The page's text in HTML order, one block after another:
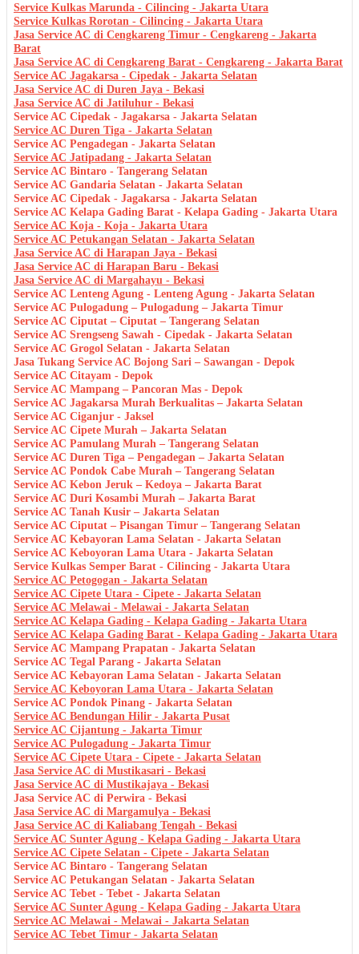
Service Kulkas Marunda - Cilincing - Jakarta Utara
Service Kulkas Rorotan - Cilincing - Jakarta Utara
Jasa Service AC di Cengkareng Timur - Cengkareng - Jakarta
Barat
Jasa Service AC di Cengkareng Barat - Cengkareng - Jakarta Barat
Service AC Jagakarsa - Cipedak - Jakarta Selatan
Jasa Service AC di Duren Jaya - Bekasi
Jasa Service AC di Jatiluhur - Bekasi
Service AC Cipedak - Jagakarsa - Jakarta Selatan
Service AC Duren Tiga - Jakarta Selatan
Service AC Pengadegan - Jakarta Selatan
Service AC Jatipadang - Jakarta Selatan
Service AC Bintaro - Tangerang Selatan
Service AC Gandaria Selatan - Jakarta Selatan
Service AC Cipedak - Jagakarsa - Jakarta Selatan
Service AC Kelapa Gading Barat - Kelapa Gading - Jakarta Utara
Service AC Koja - Koja - Jakarta Utara
Service AC Petukangan Selatan - Jakarta Selatan
Jasa Service AC di Harapan Jaya - Bekasi
Jasa Service AC di Harapan Baru - Bekasi
Jasa Service AC di Margahayu - Bekasi
Service AC Lenteng Agung - Lenteng Agung - Jakarta Selatan
Service AC Pulogadung – Pulogadung – Jakarta Timur
Service AC Ciputat – Ciputat – Tangerang Selatan
Service AC Srengseng Sawah - Cipedak - Jakarta Selatan
Service AC Grogol Selatan - Jakarta Selatan
Jasa Tukang Service AC Bojong Sari – Sawangan - Depok
Service AC Citayam - Depok
Service AC Mampang – Pancoran Mas - Depok
Service AC Jagakarsa Murah Berkualitas – Jakarta Selatan
Service AC Ciganjur - Jaksel
Service AC Cipete Murah – Jakarta Selatan
Service AC Pamulang Murah – Tangerang Selatan
Service AC Duren Tiga – Pengadegan – Jakarta Selatan
Service AC Pondok Cabe Murah – Tangerang Selatan
Service AC Kebon Jeruk – Kedoya – Jakarta Barat
Service AC Duri Kosambi Murah – Jakarta Barat
Service AC Tanah Kusir – Jakarta Selatan
Service AC Ciputat – Pisangan Timur – Tangerang Selatan
Service AC Kebayoran Lama Selatan - Jakarta Selatan
Service AC Keboyoran Lama Utara - Jakarta Selatan
Service Kulkas Semper Barat - Cilincing - Jakarta Utara
Service AC Petogogan - Jakarta Selatan
Service AC Cipete Utara - Cipete - Jakarta Selatan
Service AC Melawai - Melawai - Jakarta Selatan
Service AC Kelapa Gading - Kelapa Gading - Jakarta Utara
Service AC Kelapa Gading Barat - Kelapa Gading - Jakarta Utara
Service AC Mampang Prapatan - Jakarta Selatan
Service AC Tegal Parang - Jakarta Selatan
Service AC Kebayoran Lama Selatan - Jakarta Selatan
Service AC Keboyoran Lama Utara - Jakarta Selatan
Service AC Pondok Pinang - Jakarta Selatan
Service AC Bendungan Hilir - Jakarta Pusat
Service AC Cijantung - Jakarta Timur
Service AC Pulogadung - Jakarta Timur
Service AC Cipete Utara - Cipete - Jakarta Selatan
Jasa Service AC di Mustikasari - Bekasi
Jasa Service AC di Mustikajaya - Bekasi
Jasa Service AC di Perwira - Bekasi
Jasa Service AC di Margamulya - Bekasi
Jasa Service AC di Kaliabang Tengah - Bekasi
Service AC Sunter Agung - Kelapa Gading - Jakarta Utara
Service AC Cipete Selatan - Cipete - Jakarta Selatan
Service AC Bintaro - Tangerang Selatan
Service AC Petukangan Selatan - Jakarta Selatan
Service AC Tebet - Tebet - Jakarta Selatan
Service AC Sunter Agung - Kelapa Gading - Jakarta Utara
Service AC Melawai - Melawai - Jakarta Selatan
Service AC Tebet Timur - Jakarta Selatan